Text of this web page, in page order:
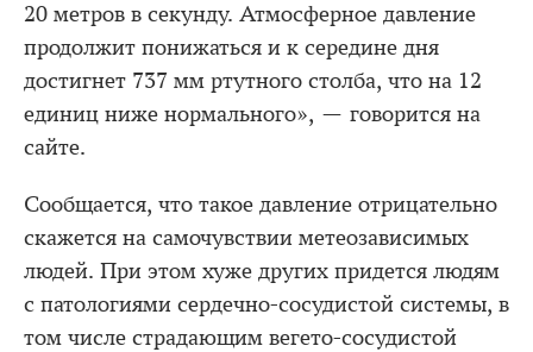
20 метров в секунду. Атмосферное давление
продолжит понижаться и к середине дня
достигнет 737 мм ртутного столба, что на 12
единиц ниже нормального», — говорится на
сайте.
Сообщается, что такое давление отрицательно
скажется на самочувствии метеозависимых
людей. При этом хуже других придется людям
с патологиями сердечно-сосудистой системы, в
том числе страдающим вегето-сосудистой